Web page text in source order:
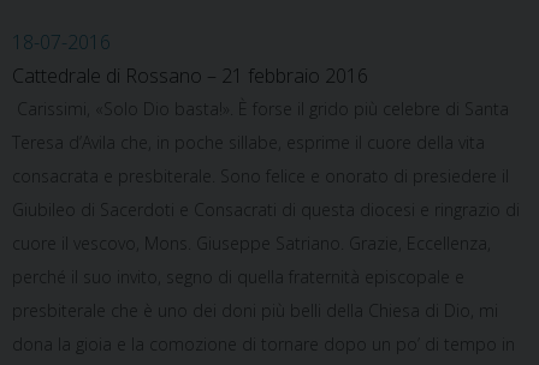
18-07-2016
Cattedrale di Rossano – 21 febbraio 2016
Carissimi, «Solo Dio basta!». È forse il grido più celebre di Santa
Teresa d’Avila che, in poche sillabe, esprime il cuore della vita
consacrata e presbiterale. Sono felice e onorato di presiedere il
Giubileo di Sacerdoti e Consacrati di questa diocesi e ringrazio di
cuore il vescovo, Mons. Giuseppe Satriano. Grazie, Eccellenza,
perché il suo invito, segno di quella fraternità episcopale e
presbiterale che è uno dei doni più belli della Chiesa di Dio, mi
dona la gioia e la comozione di tornare dopo un po’ di tempo in